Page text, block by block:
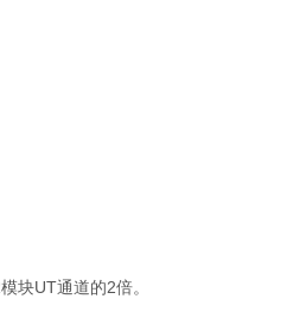
块UT通道的2倍。